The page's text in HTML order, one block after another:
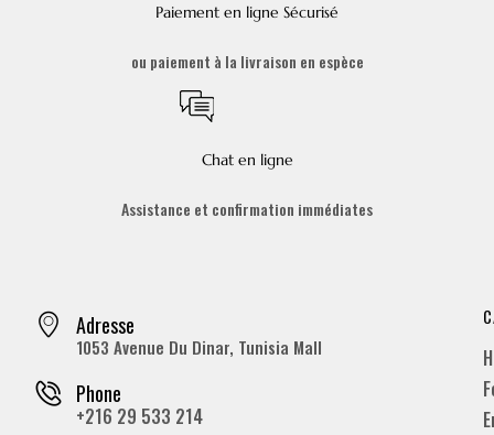
Paiement en ligne Sécurisé
ou paiement à la livraison en espèce
Chat en ligne
Assistance et confirmation immédiates
Adresse
1053 Avenue Du Dinar, Tunisia Mall
Phone
+216 29 533 214